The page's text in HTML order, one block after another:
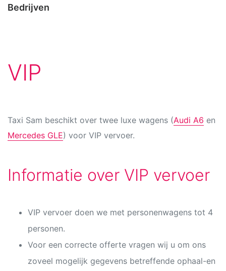
Bedrijven
VIP
Taxi Sam beschikt over twee luxe wagens (Audi A6 en
Mercedes GLE) voor VIP vervoer.
Informatie over VIP vervoer
VIP vervoer doen we met personenwagens tot 4
personen.
Voor een correcte offerte vragen wij u om ons
zoveel mogelijk gegevens betreffende ophaal-en